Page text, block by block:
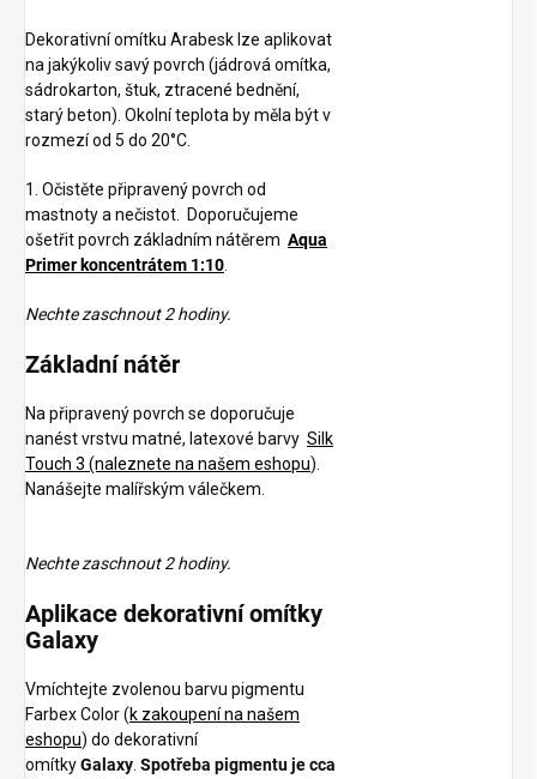
Dekorativní omítku Arabesk lze aplikovat
na jakýkoliv savý povrch (jádrová omítka,
sádrokarton, štuk, ztracené bednění,
starý beton). Okolní teplota by měla být v
rozmezí od 5 do 20°C.
1. Očistěte připravený povrch od
mastnoty anečistot. Doporučujeme
ošetřit povrch základním nátěrem Aqua
Primer koncentrátem 1:10.
Nechte zaschnout 2 hodiny.
Základní nátěr
Na připravený povrch se doporučuje
nanést vrstvu matné, latexové barvy Silk
Touch 3 (naleznete na našem eshopu).
Nanášejte malířským válečkem.
Nechte zaschnout 2 hodiny.
Aplikace dekorativní omítky
Galaxy
Vmíchtejte zvolenou barvu pigmentu
Farbex Color (k zakoupení na našem
eshopu) do dekorativní
omítkyGalaxy. Spotřeba pigmentu je cca